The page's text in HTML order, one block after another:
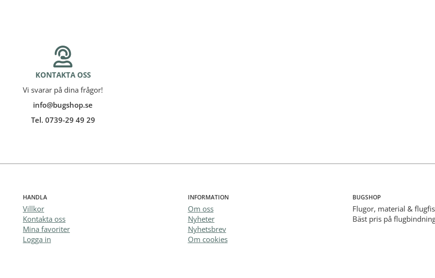
KONTAKTA OSS
Vi svarar på dina frågor!
info@bugshop.se
Tel. 0739-29 49 29
HANDLA
Villkor
Kontakta oss
Mina favoriter
Logga in
INFORMATION
Om oss
Nyheter
Nyhetsbrev
Om cookies
BUGSHOP
Flugor, material &
Bäst pris på